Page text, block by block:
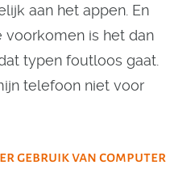
aan het appen. En
is het dan
typen foutloos gaat.
telefoon niet voor
gebruik van computer